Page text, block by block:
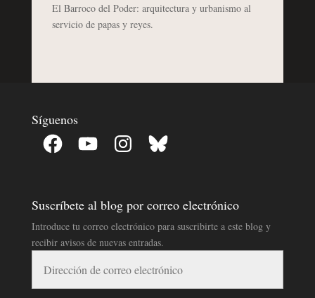
El Barroco del Poder: arquitectura y urbanismo al
servicio de papas y reyes.
Síguenos
Facebook YouTube InstagramBluesky
Suscríbete al blog por correo electrónico
Introduce tu correo electrónico para suscribirte a este blog y
recibir avisos de nuevas entradas.
correo